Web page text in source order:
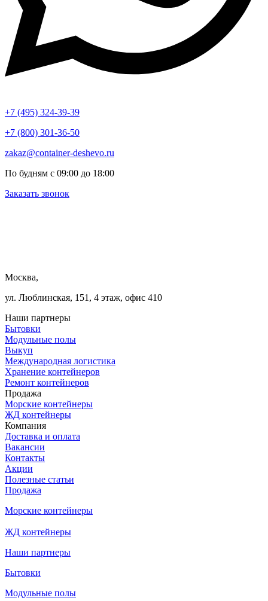
+7 (495) 324-39-39
+7 (800) 301-36-50
zakaz@container-deshevo.ru
По будням с 09:00 до 18:00
Заказать звонок
Москва,
ул. Люблинская, 151, 4 этаж, офис 410
Наши партнеры
Бытовки
Модульные полы
Выкуп
Международная логистика
Хранение контейнеров
Ремонт контейнеров
Продажа
Морские контейнеры
ЖД контейнеры
Компания
Доставка и оплата
Вакансии
Контакты
Акции
Полезные статьи
Продажа
Морские контейнеры
ЖД контейнеры
Наши партнеры
Бытовки
Модульные полы